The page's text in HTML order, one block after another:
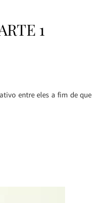
1
entre eles a fim de que